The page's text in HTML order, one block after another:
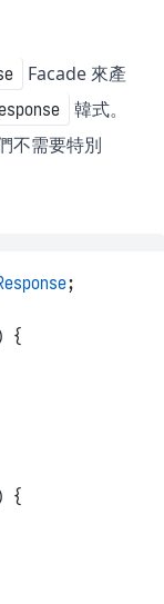
Facade 來產
韓式。
不需要特別
;
{
{